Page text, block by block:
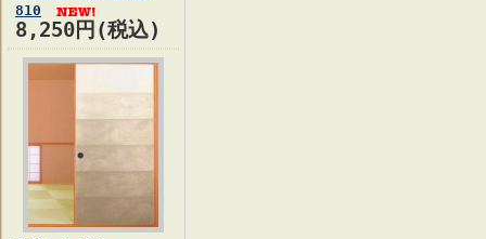
810
8,250円(税込)